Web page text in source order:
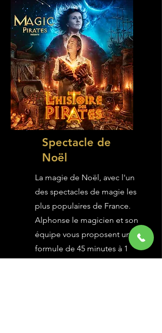
Spectacle de
Noël
La magie de Noël, avec l'un
des spectacles de magie les
plus populaires de France.
Alphonse le magicien et son
équipe vous proposent une
formule de 45 minutes à 1